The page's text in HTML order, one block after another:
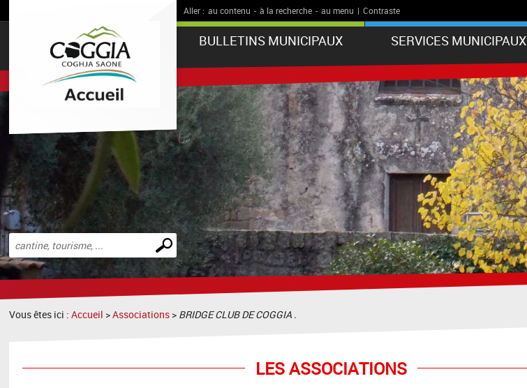
Aller : au contenu - à la recherche - au menu | Contraste
BULLETINS MUNICIPAUX SERVICES MUNICIPAUX
Effectuer
une
recherche
Vous êtes ici :Accueil >Associations > BRIDGE CLUB DE COGGIA .
LES ASSOCIATIONS